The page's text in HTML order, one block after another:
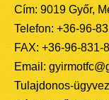
Cím: 9019 Győr,
Telefon: +36-96-
FAX: +36-96-831-
Email:
Tulajdonos-